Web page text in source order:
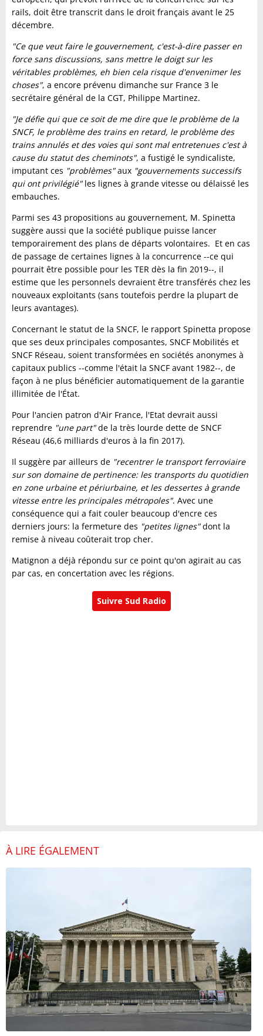
rails, doit être transcrit dans le droit français avant le 25
décembre.
"Ce que veut faire le gouvernement, c'est-à-dire passer en
force sans discussions, sans mettre le doigt sur les
véritables problèmes, eh bien cela risque d'envenimer les
choses", a encore prévenu dimanche sur France 3 le
secrétaire général de la CGT, Philippe Martinez.
"Je défie qui que ce soit de me dire que le problème de la
SNCF, le problème des trains en retard, le problème des
trains annulés et des voies qui sont mal entretenues c'est à
cause du statut des cheminots", a fustigé le syndicaliste,
imputant ces "problèmes"aux "gouvernements successifs
qui ont privilégié"les lignes à grande vitesse ou délaissé les
embauches.
Parmi ses 43 propositions au gouvernement, M. Spinetta
suggère aussi que la société publique puisse lancer
temporairement des plans de départs volontaires. Et en cas
de passage de certaines lignes à la concurrence --ce qui
pourrait être possible pour les TER dès la fin 2019--, il
estime que les personnels devraient être transférés chez les
nouveaux exploitants (sans toutefois perdre la plupart de
leurs avantages).
Concernant le statut de la SNCF, le rapport Spinetta propose
que ses deux principales composantes, SNCF Mobilités et
SNCF Réseau, soient transformées en sociétés anonymes à
capitaux publics --comme l'était la SNCF avant 1982--, de
façon à ne plus bénéficier automatiquement de la garantie
illimitée de l'État.
Pour l'ancien patron d'Air France, l'Etat devrait aussi
reprendre "une part"de la très lourde dette de SNCF
Réseau (46,6 milliards d'euros à la fin 2017).
Il suggère par ailleurs de "recentrer le transport ferroviaire
sur son domaine de pertinence: les transports du quotidien
en zone urbaine et périurbaine, et les dessertes à grande
vitesse entre les principales métropoles". Avec une
conséquence qui a fait couler beaucoup d'encre ces
derniers jours: la fermeture des "petites lignes"dont la
remise à niveau coûterait trop cher.
Matignon a déjà répondu sur ce point qu'on agirait au cas
par cas, en concertation avec les régions.
Suivre Sud Radio
À LIRE ÉGALEMENT